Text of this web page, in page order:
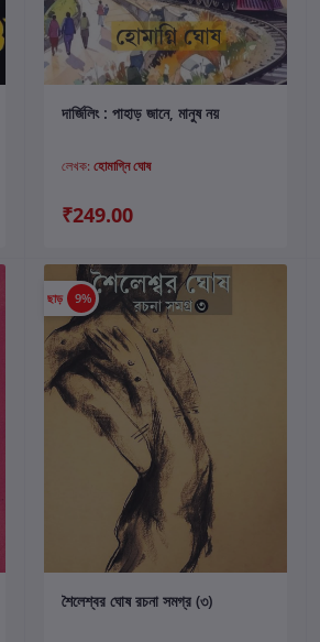
কার্টে যোগ করুন
দার্জিলিং : পাহাড় জানে, মানুষ নয়
লেখক: হোমাগ্নি ঘোষ
₹249.00
ছাড় 9%
কার্টে যোগ করুন
শৈলেশ্বর ঘোষ রচনা সমগ্র (৩)